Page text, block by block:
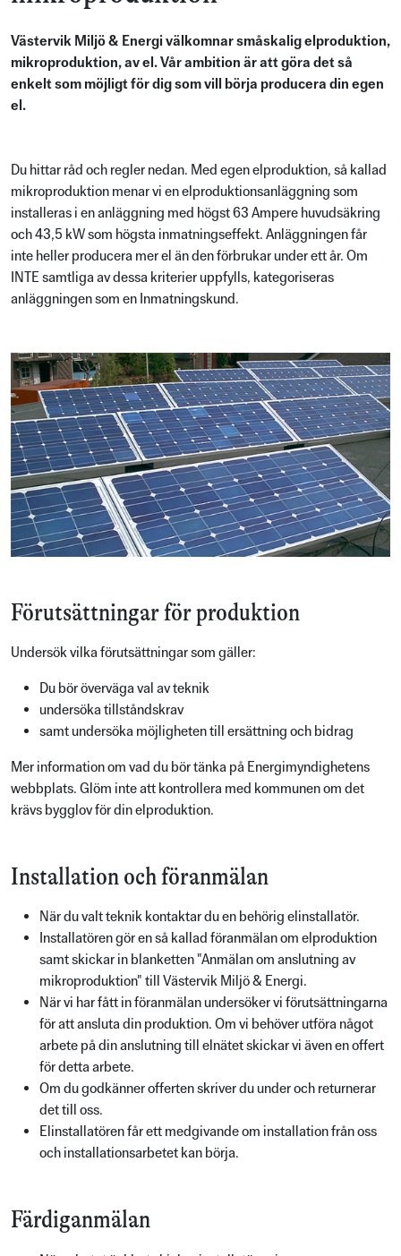
Västervik Miljö & Energi välkomnar småskalig elproduktion,
mikroproduktion, av el. Vår ambition är att göra det så
enkelt som möjligt för dig som vill börja producera din egen
el.
Du hittar råd och regler nedan. Med egen elproduktion, så kallad
mikroproduktion menar vi en elproduktionsanläggning som
installeras i en anläggning med högst 63 Ampere huvudsäkring
och 43,5 kW som högsta inmatningseffekt. Anläggningen får
inte heller producera mer el än den förbrukar under ett år. Om
INTE samtliga av dessa kriterier uppfylls, kategoriseras
anläggningen som en Inmatningskund.
Förutsättningar för produktion
Undersök vilka förutsättningar som gäller:
Du bör överväga val av teknik
undersöka tillståndskrav
samt undersöka möjligheten till ersättning och bidrag
Mer information om vad du bör tänka på Energimyndighetens
webbplats. Glöm inte att kontrollera med kommunen om det
krävs bygglov för din elproduktion.
Installation och föranmälan
När du valt teknik kontaktar du en behörig elinstallatör.
Installatören gör en så kallad föranmälan om elproduktion
samt skickar in blanketten "Anmälan om anslutning av
mikroproduktion" till Västervik Miljö & Energi.
När vi har fått in föranmälan undersöker vi förutsättningarna
för att ansluta din produktion. Om vi behöver utföra något
arbete på din anslutning till elnätet skickar vi även en offert
för detta arbete.
Om du godkänner offerten skriver du under och returnerar
det till oss.
Elinstallatören får ett medgivande om installation från oss
och installationsarbetet kan börja.
Färdiganmälan